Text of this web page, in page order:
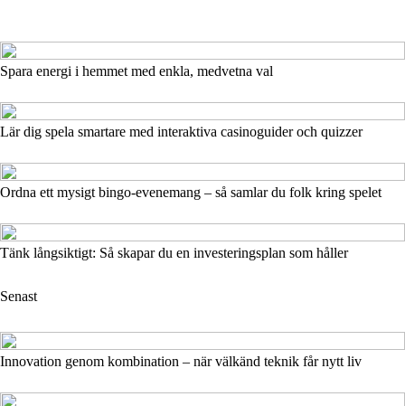
Spara energi i hemmet med enkla, medvetna val
Lär dig spela smartare med interaktiva casinoguider och quizzer
Ordna ett mysigt bingo‑evenemang – så samlar du folk kring spelet
Tänk långsiktigt: Så skapar du en investeringsplan som håller
Senast
Innovation genom kombination – när välkänd teknik får nytt liv